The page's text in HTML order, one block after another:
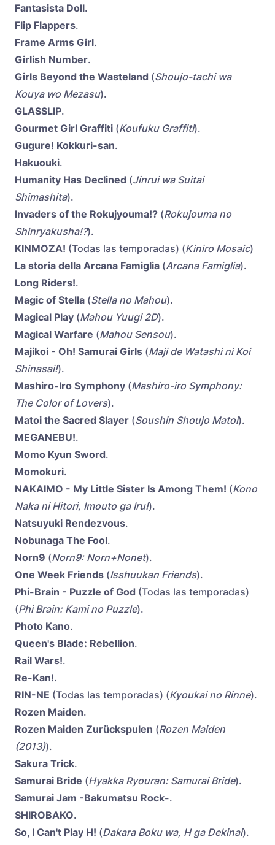
Fantasista Doll.
Flip Flappers.
Frame Arms Girl.
Girlish Number.
Girls Beyond the Wasteland (Shoujo-tachi wa
Kouya wo Mezasu).
GLASSLIP.
Gourmet Girl Graffiti (Koufuku Graffiti).
Gugure! Kokkuri-san.
Hakuouki.
Humanity Has Declined (Jinrui wa Suitai
Shimashita).
Invaders of the Rokujyouma!? (Rokujouma no
Shinryakusha!?).
KINMOZA! (Todas las temporadas) (Kiniro Mosaic)
La storia della Arcana Famiglia (Arcana Famiglia).
Long Riders!.
Magic of Stella (Stella no Mahou).
Magical Play (Mahou Yuugi 2D).
Magical Warfare (Mahou Sensou).
Majikoi - Oh! Samurai Girls (Maji de Watashi ni Koi
Shinasai!).
Mashiro-Iro Symphony (Mashiro-iro Symphony:
The Color of Lovers).
Matoi the Sacred Slayer (Soushin Shoujo Matoi).
MEGANEBU!.
Momo Kyun Sword.
Momokuri.
NAKAIMO - My Little Sister Is Among Them! (Kono
Naka ni Hitori, Imouto ga Iru!).
Natsuyuki Rendezvous.
Nobunaga The Fool.
Norn9 (Norn9: Norn+Nonet).
One Week Friends (Isshuukan Friends).
Phi-Brain - Puzzle of God (Todas las temporadas)
(Phi Brain: Kami no Puzzle).
Photo Kano.
Queen's Blade: Rebellion.
Rail Wars!.
Re-Kan!.
RIN-NE (Todas las temporadas) (Kyoukai no Rinne).
Rozen Maiden.
Rozen Maiden Zurückspulen (Rozen Maiden
(2013)).
Sakura Trick.
Samurai Bride (Hyakka Ryouran: Samurai Bride).
Samurai Jam -Bakumatsu Rock-.
SHIROBAKO.
So, I Can't Play H! (Dakara Boku wa, H ga Dekinai).